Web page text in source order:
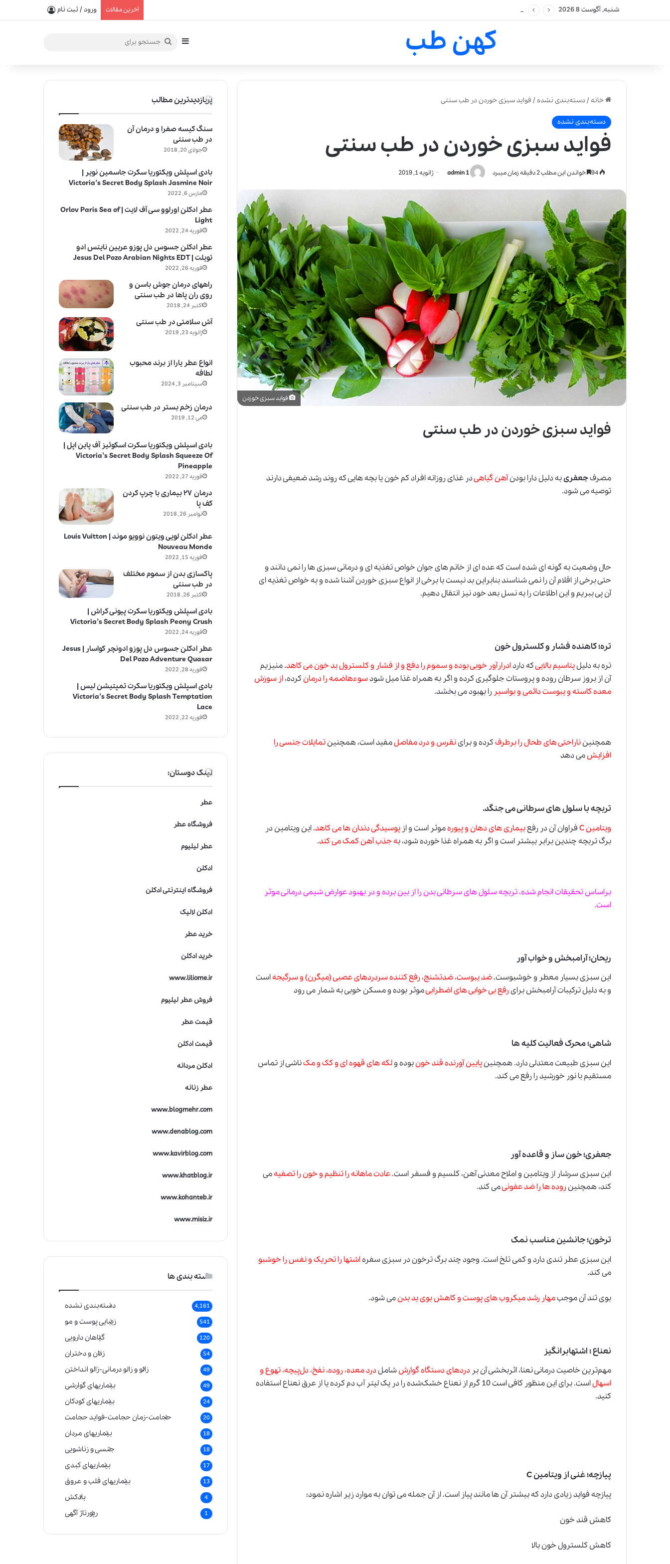
شنبه, آگوست 8 2026 آخرین مقالات ورود / ثبت نام
کهن طب سایدبارجستجو
خانه/دسته‌بندی نشده/ فواید سبزی خوردن در طب سنتی
دسته‌بندی نشده
فواید سبزی خوردن در طب سنتی
admin 1 ژانویه 1, 2019 خواندن این مطلب 2 دقیقه زمان میبرد
فواید سبزی خوزدن
فواید سبزی خوردندر طب سنتی
مصرفجعفریبه دلیل دارا بودنآهن گیاهیدر غذای روزانه افراد کم خون یا بچه هایی که روند رشد ضعیفی دارند
توصیه می شود.
حال وضعیت به گونه ای شده است که عده ای از خانم های جوان خواص تغذیه ای و درمانی سبزی ها را نمی دانند و
حتی برخی از اقلام آن را نمی شناسند بنابراین بد نیست با برخی از انواع سبزی خوردن آشنا شده و به خواص تغذیه ای
آن پی ببریم و این اطلاعات را به نسل بعد خود نیز انتقال دهیم.
تره؛ کاهنده فشار و کلسترول خون
تره به دلیلپتاسیم بالاییکه داردادرارآور خوبی بوده و سموم را دفع و از فشار و کلسترول بد خون می کاهد. منیزیم
آن از بروز سرطان روده و پروستات جلوگیری کرده و اگر به همراه غذا میل شودسوءهاضمه را درمان کرده،از سوزش
معده کاسته و یبوست دائمی و بواسیر را بهبود می بخشد.
همچنینناراحتی های طحال را برطرفکرده و براینقرس و درد مفاصلمفید است، همچنینتمایلات جنسی را
افزایشمی دهد
تربچهبا سلول های سرطانی می جنگد.
ویتامین C فراوان آن در رفعبیماری های دهان و پیورهموثر است و از پوسیدگی دندان ها می کاهد. این ویتامین در
برگ تربچه چندین برابر بیشتر است و اگر به همراه غذا خورده شود، به جذب آهن کمک می کند.
براساس تحقیقات انجام شده، تربچه سلول های سرطانی بدن را از بین برده و در بهبود عوارض شیمی درمانی موثر
است.
ریحان؛ آرامبخش و خواب آور
این سبزی بسیار معطر و خوشبوست.ضد یبوست، ضدتشنج، رفع کننده سردردهای عصبی (میگرن)وسرگیجهاست
و به دلیل ترکیبات آرامبخش برایرفع بی خوابی های اضطرابیموثر بوده و مسکن خوبی به شمار می رود
شاهی؛ محرک فعالیت کلیه ها
این سبزی طبیعت معتدلی دارد. همچنینپایین آورنده قند خونبوده ولکه های قهوه ای و کک و مکناشی از تماس
مستقیم با نور خورشید را رفع می کند.
جعفری؛ خون ساز و قاعده آور
این سبزی سرشار از ویتامین و املاح معدنی آهن، کلسیم و فسفر است. عادت ماهانه را تنظیم و خون را تصفیهمی
کند، همچنینروده ها را ضد عفونیمی کند.
ترخون؛ جانشین مناسب نمک
این سبزی عطر تندی دارد و کمی تلخ است. وجود چند برگ ترخون در سبزی سفرهاشتها را تحریک و نفس را خوشبو
می کند.
بوی تند آن موجبمهار رشد میکروب های پوست و کاهش بوی بد بدنمی شود.
نعناع ؛ اشتها‌برانگیز
مهم‌ترین خاصیت درمانی نعنا، اثربخشی آن بر دردهای دستگاه گوارششاملدرد معده، روده، نفخ، دل‌پیچه، تهوع و
اسهال
است. برای این منظور کافی است 10 گرم از نعناع خشک‌شده را در یک لیتر آب دم کرده یا از عرق نعناع استفاده
کنید.
پیازچه؛ غنی از ویتامین C
پیازچه فواید زیادی دارد که بیشتر آن ها مانند پیاز است. از آن جمله می توان به موارد زیر اشاره نمود:
کاهش قند خون
کاهش کلسترول خون بالا
پربازدیدترین مطالب
سنگ کیسه صفرا و درمان آن
در طب سنتی
جولای 20, 2018
بادی اسپلش ویکتوریا سکرت جاسمین نویر |
Victoria’s Secret Body Splash Jasmine Noir
مارس 6, 2022
عطر ادکلن اورلوو سی آف لایت | Orlov Paris Sea of
Light
فوریه 24, 2022
عطر ادکلن جسوس دل پوزو عربین نایتس ادو
تویلت | Jesus Del Pozo Arabian Nights EDT
فوریه 26, 2022
راههای درمان جوش باسن و
روی ران پاها در طب سنتی
اکتبر 24, 2018
آش سلامتی در طب سنتی
ژانویه 23, 2019
انواع عطر یارا از برند محبوب
لطافه
سپتامبر 3, 2024
درمان زخم بستر در طب سنتی
می 12, 2019
بادی اسپلش ویکتوریا سکرت اسکوئیز آف پاین اپل |
Victoria’s Secret Body Splash Squeeze Of
Pineapple
فوریه 27, 2022
درمان ۲۷ بیماری با چرپ کردن
کف پا
نوامبر 26, 2018
عطر ادکلن لویی ویتون نوویو موند | Louis Vuitton
Nouveau Monde
فوریه 15, 2022
پاکسازی بدن از سموم مختلف
در طب سنتی
اکتبر 26, 2018
بادی اسپلش ویکتوریا سکرت پیونی کراش |
Victoria’s Secret Body Splash Peony Crush
فوریه 24, 2022
عطر ادکلن جسوس دل پوزو ادونچر کواسار | Jesus
Del Pozo Adventure Quasar
فوریه 28, 2022
بادی اسپلش ویکتوریا سکرت تمپتیشن لیس |
Victoria’s Secret Body Splash Temptation
Lace
فوریه 22, 2022
لینک دوستان:
عطر
فروشگاه عطر
عطر لیلیوم
ادکلن
فروشگاه اینترنتی ادکلن
ادکلن لالیک
خرید عطر
خرید ادکلن
www.liliome.ir
فروش عطر لیلیوم
قیمت عطر
قیمت ادکلن
ادکلن مردانه
عطر زنانه
www.blogmehr.com
www.denablog.com
www.kavirblog.com
www.khatblog.ir
www.kohanteb.ir
www.misiz.ir
دسته بندی ها
دسته‌بندی نشده 4,161
زیبایی پوست و مو 541
گیاهان دارویی 120
زنان و دختران 54
زالو و زالو درمانی-زالو انداختن 49
بیماریهای گوارشی 49
بیماریهای کودکان 24
حجامت-زمان حجامت-فواید حجامت 20
بیماریهای مردان 18
جنسی و زناشویی 18
بیماریهای کبدی 17
بیماریهای قلب و عروق 13
بادکش 4
رپورتاژ آگهی 1